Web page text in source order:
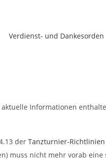
Verdienst- und Dankesorden
Informationen
der Tanzturnier-Richtlinien
muss nicht mehr vorab